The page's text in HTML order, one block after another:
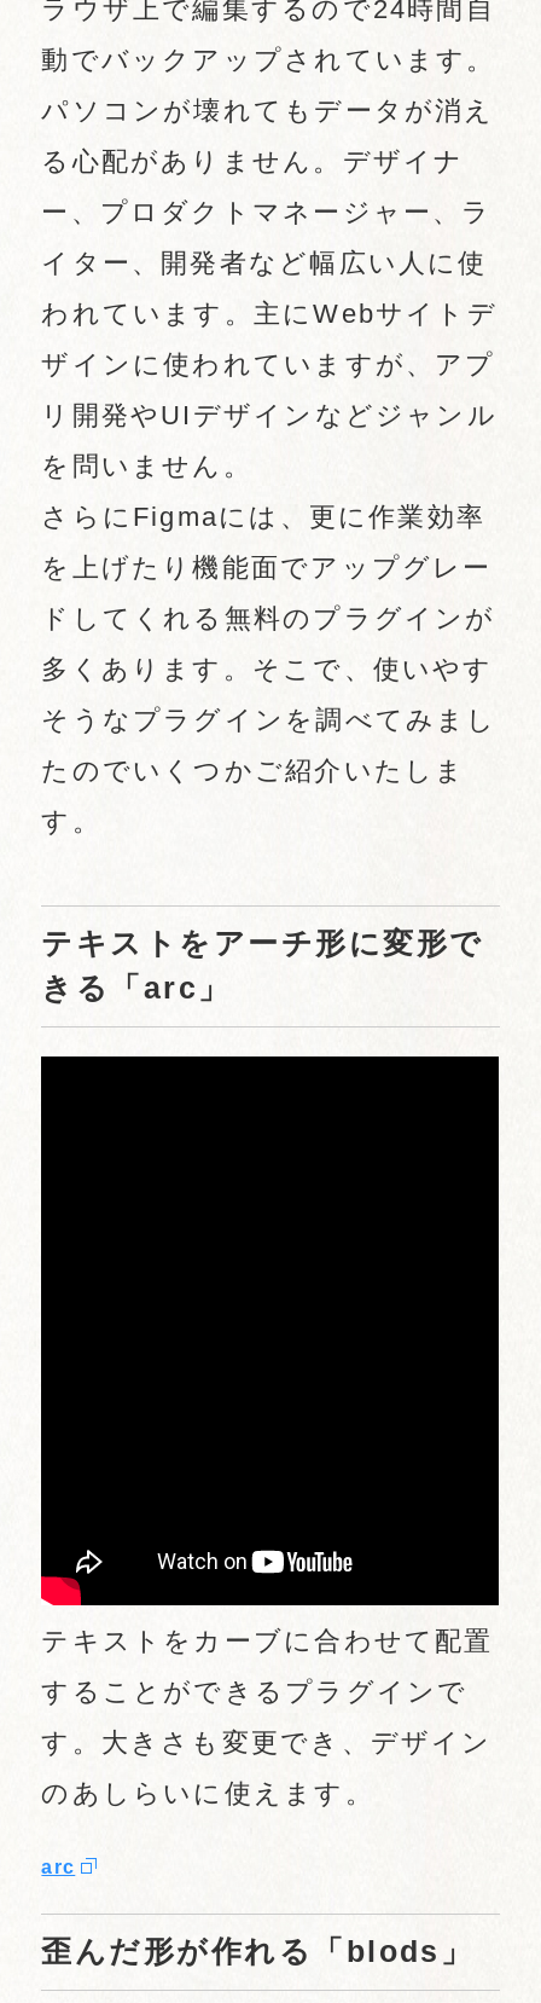
ラウザ上で編集するので24時間自
動でバックアップされています。
パソコンが壊れてもデータが消え
る心配がありません。デザイナ
ー、プロダクトマネージャー、ラ
イター、開発者など幅広い人に使
われています。主にWebサイトデ
ザインに使われていますが、アプ
リ開発やUIデザインなどジャンル
を問いません。
さらにFigmaには、更に作業効率
を上げたり機能面でアップグレー
ドしてくれる無料のプラグインが
多くあります。そこで、使いやす
そうなプラグインを調べてみまし
たのでいくつかご紹介いたしま
す。
テキストをアーチ形に変形で
きる「arc」
テキストをカーブに合わせて配置
することができるプラグインで
す。大きさも変更でき、デザイン
のあしらいに使えます。
arc
歪んだ形が作れる「blods」